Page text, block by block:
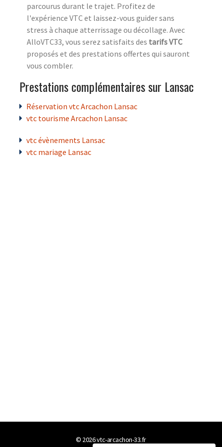
parcourus durant le trajet. Profitez de
l'expérience VTC et laissez-vous guider sans
stress à chaque atterrissage ou décollage. Avec
AlloVTC33, vous serez satisfaits des tarifs VTC
proposés et des prestations offertes qui sauront
vous combler.
Prestations complémentaires sur Lansac
Réservation vtc Arcachon Lansac
vtc tourisme Arcachon Lansac
vtc évènements Lansac
vtc mariage Lansac
© 2026vtc-arcachon-33.fr